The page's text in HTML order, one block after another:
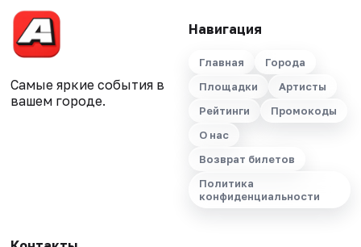
Самые яркие события в
вашем городе.
Навигация
Главная
Города
Площадки
Артисты
Рейтинги
Промокоды
О нас
Возврат билетов
Политика
конфиденциальности